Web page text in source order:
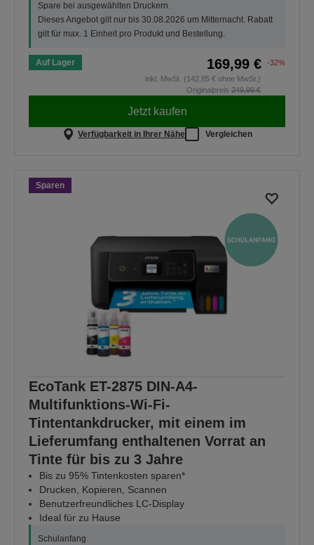
Spare bei ausgewählten Druckern.
Dieses Angebot gilt nur bis 30.08.2026 um Mitternacht. Rabatt
gilt für max. 1 Einheit pro Produkt und Bestellung.
Auf Lager 169,99 €
-32%
inkl. MwSt. (142,85 € ohne MwSt.)
Originalpreis 249,99 €
Jetzt kaufen
Verfügbarkeit in Ihrer Nähe Vergleichen
Sparen
EcoTank ET-2875 DIN-A4-
Multifunktions-Wi-Fi-
Tintentankdrucker, mit einem im
Lieferumfang enthaltenen Vorrat an
Tinte für bis zu 3 Jahre
Bis zu 95% Tintenkosten sparen*
Drucken, Kopieren, Scannen
Benutzerfreundliches LC-Display
Ideal für zu Hause
Schulanfang